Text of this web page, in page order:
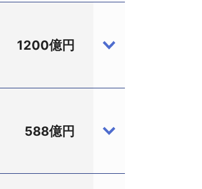
1200億円
月3日、東京地裁に民
588億円